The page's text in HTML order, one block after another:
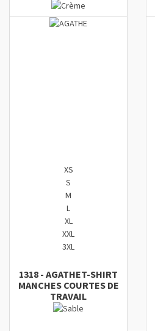
XS
S
M
L
XL
XXL
3XL
1318 - AGATHET-SHIRT
MANCHES COURTES DE
TRAVAIL